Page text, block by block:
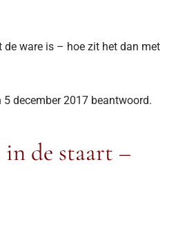
ware is – hoe zit het dan met
5 december 2017 beantwoord.
de staart –